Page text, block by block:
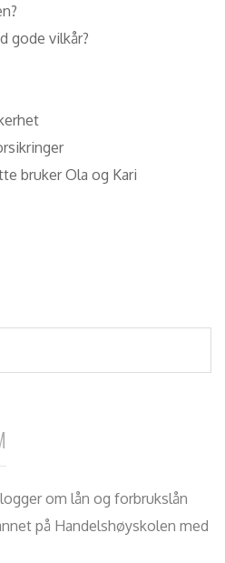
gode vilkår?
bruker Ola og Kari
om lån og forbrukslån
på Handelshøyskolen med